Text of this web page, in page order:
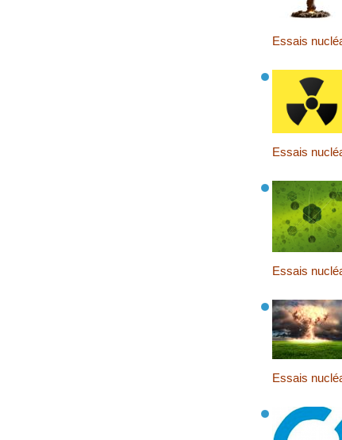
Essais
Essais
Essais
Essais